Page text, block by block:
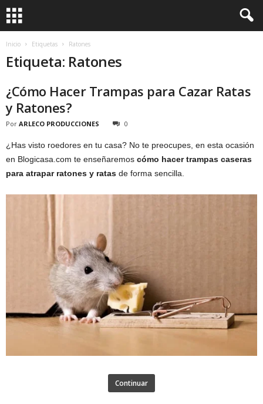
Inicio Etiquetas Ratones
Etiqueta: Ratones
¿Cómo Hacer Trampas para Cazar Ratas
y Ratones?
Por ARLECO PRODUCCIONES 0
¿Has visto roedores en tu casa? No te preocupes, en esta ocasión
en Blogicasa.com te enseñaremos cómo hacer trampas caseras
para atrapar ratones y ratas de forma sencilla.
Continuar